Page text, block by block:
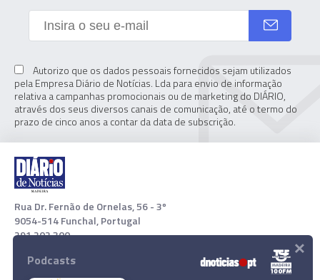
Autorizo que os dados pessoais fornecidos sejam utilizados
pela Empresa Diário de Notícias. Lda para envio de informação
relativa a campanhas promocionais ou de marketing do DIÁRIO,
através dos seus diversos canais de comunicação, até o termo do
prazo de cinco anos a contar da data de subscrição.
Rua Dr. Fernão de Ornelas, 56 - 3º
9054-514 Funchal, Portugal
291 202 300
Download App
Podcasts ×